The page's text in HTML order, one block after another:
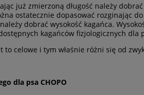
już zmierzoną długość należy dobrać
ostatecznie dopasować rozginając
dobrać wysokość kagańca.
kagańców fizjologicznych dla
celowe i tym właśnie różni się od
dla psa CHOPO